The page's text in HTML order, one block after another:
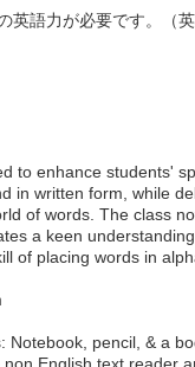
英語力が必要です。（
to enhance students'
in written form, while
of words. The class
a keen
of placing words in
Notebook, pencil, & a